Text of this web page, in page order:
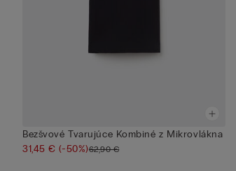
Bezšvové Tvarujúce Kombiné z Mikrovlákna
31,45 €(-50%)62,90 €